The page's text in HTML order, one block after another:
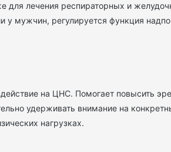
для лечения респираторных и
мужчин, регулируется функция
на ЦНС. Помогает повысить
удерживать внимание на
нагрузках.